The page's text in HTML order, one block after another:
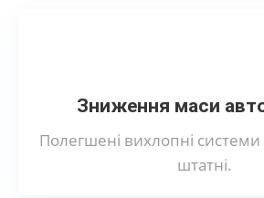
Зниження маси
Полегшені вихлопні системи
штатні.